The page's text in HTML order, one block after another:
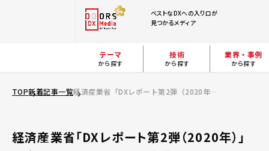
ベストなDXへの入り口が
見つかるメディア
テーマ
から探す
技術
から探す
業界・事例
から探す
TOP新着記事一覧 経済産業省「DXレポート第2弾（2020年）」公表に見るコロナ禍での企業変革の重要性
経済産業省「DXレポート第2弾（2020年）」